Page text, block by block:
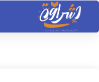
تخطي
المحتوى